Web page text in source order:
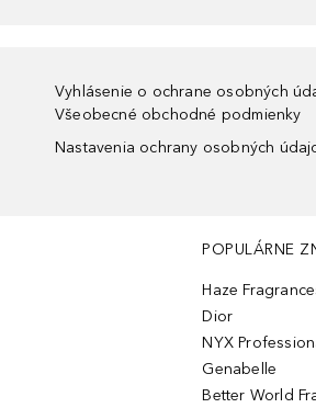
Vyhlásenie o ochrane osobných
Všeobecné obchodné podmienky
Nastavenia ochrany osobných
POPULÁRNE
Haze
Dior
NYX
Genabelle
Better World